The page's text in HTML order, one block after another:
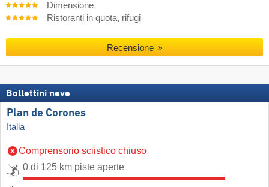
Dimensione
Ristoranti in quota, rifugi
Recensione
Bollettini neve
Plan de Corones
Italia
Comprensorio sciistico chiuso
0 di 125 km piste aperte